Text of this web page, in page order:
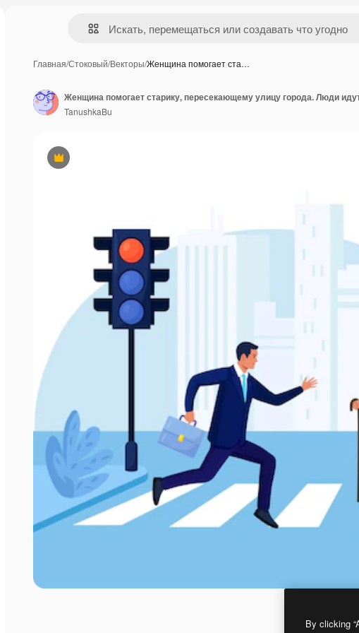
Главная/Стоковый/Векторы/Женщина помогает ста…
Премиум
TanushkaBu
By clicking